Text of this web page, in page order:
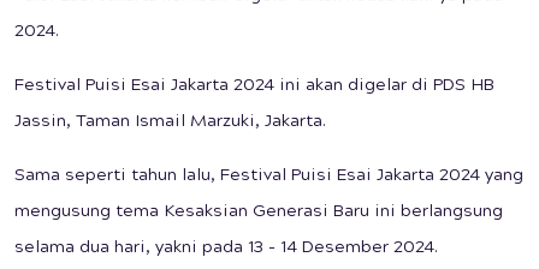
2024.
Festival Puisi Esai Jakarta 2024 ini akan digelar di PDS HB
Jassin, Taman Ismail Marzuki, Jakarta.
Sama seperti tahun lalu, Festival Puisi Esai Jakarta 2024 yang
mengusung tema Kesaksian Generasi Baru ini berlangsung
selama dua hari, yakni pada 13 - 14 Desember 2024.